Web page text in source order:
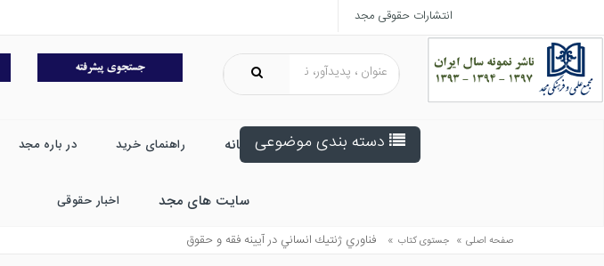
انتشارات حقوقی مجد
دسته بندی موضوعی خانه راهنمای خرید در باره مجد
سایت های مجد اخبار حقوقی
صفحه اصلی » جستوی کتاب » فناوري ژنتيك انساني در آيينه فقه و حقوق